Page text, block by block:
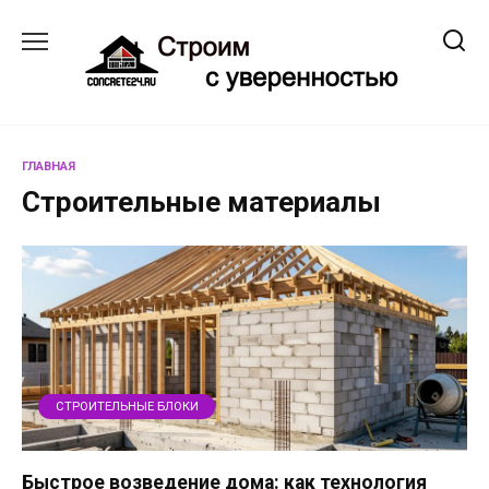
содержанию
ГЛАВНАЯ
Строительные материалы
СТРОИТЕЛЬНЫЕ БЛОКИ
Быстрое возведение дома: как технология